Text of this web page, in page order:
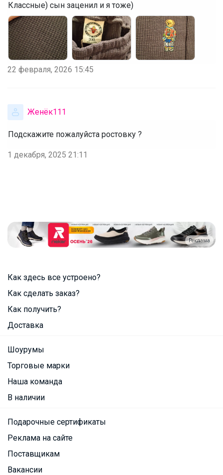
Классные) сын заценил и я тоже)
22 февраля, 2026 15:45
Женёк111
Подскажите пожалуйста ростовку ?
1 декабря, 2025 21:11
Реклама
Как здесь все устроено?
Как сделать заказ?
Как получить?
Доставка
Шоурумы
Торговые марки
Наша команда
В наличии
Подарочные сертификаты
Реклама на сайте
Поставщикам
Вакансии